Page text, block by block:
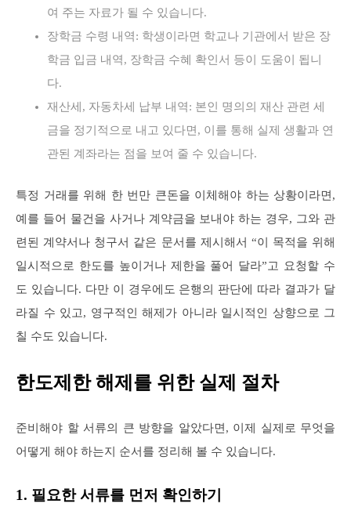
여 주는 자료가 될 수 있습니다.
장학금 수령 내역: 학생이라면 학교나 기관에서 받은 장
학금 입금 내역, 장학금 수혜 확인서 등이 도움이 됩니
다.
재산세, 자동차세 납부 내역: 본인 명의의 재산 관련 세
금을 정기적으로 내고 있다면, 이를 통해 실제 생활과 연
관된 계좌라는 점을 보여 줄 수 있습니다.
특정 거래를 위해 한 번만 큰돈을 이체해야 하는 상황이라면,
예를 들어 물건을 사거나 계약금을 보내야 하는 경우, 그와 관
련된 계약서나 청구서 같은 문서를 제시해서 “이 목적을 위해
일시적으로 한도를 높이거나 제한을 풀어 달라”고 요청할 수
도 있습니다. 다만 이 경우에도 은행의 판단에 따라 결과가 달
라질 수 있고, 영구적인 해제가 아니라 일시적인 상향으로 그
칠 수도 있습니다.
한도제한 해제를 위한 실제 절차
준비해야 할 서류의 큰 방향을 알았다면, 이제 실제로 무엇을
어떻게 해야 하는지 순서를 정리해 볼 수 있습니다.
1. 필요한 서류를 먼저 확인하기